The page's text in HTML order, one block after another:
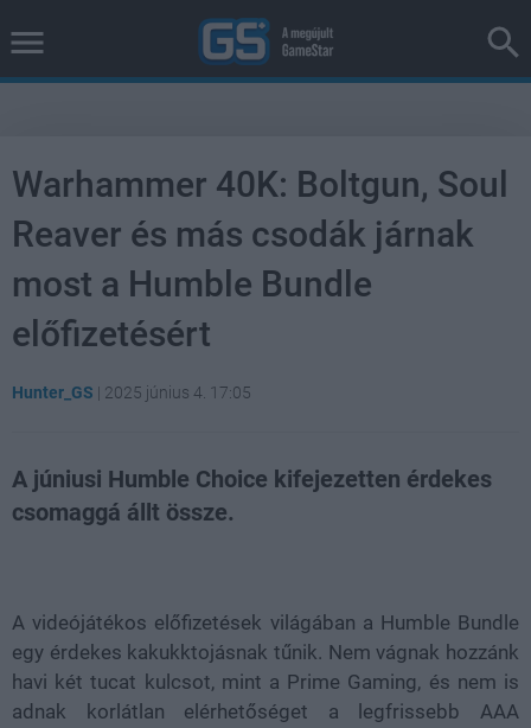
Warhammer 40K: Boltgun, Soul
Reaver és más csodák járnak
most a Humble Bundle
előfizetésért
Hunter_GS | 2025 június 4. 17:05
A júniusi Humble Choice kifejezetten érdekes
csomaggá állt össze.
A videójátékos előfizetések világában a Humble Bundle
egy érdekes kakukktojásnak tűnik. Nem vágnak hozzánk
havi két tucat kulcsot, mint a Prime Gaming, és nem is
adnak korlátlan elérhetőséget a legfrissebb AAA